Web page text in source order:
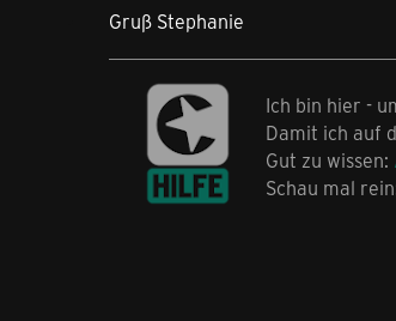
Gruß Stephanie
Ich bin hier -
Damit ich auf
Gut zu wissen:
Schau mal